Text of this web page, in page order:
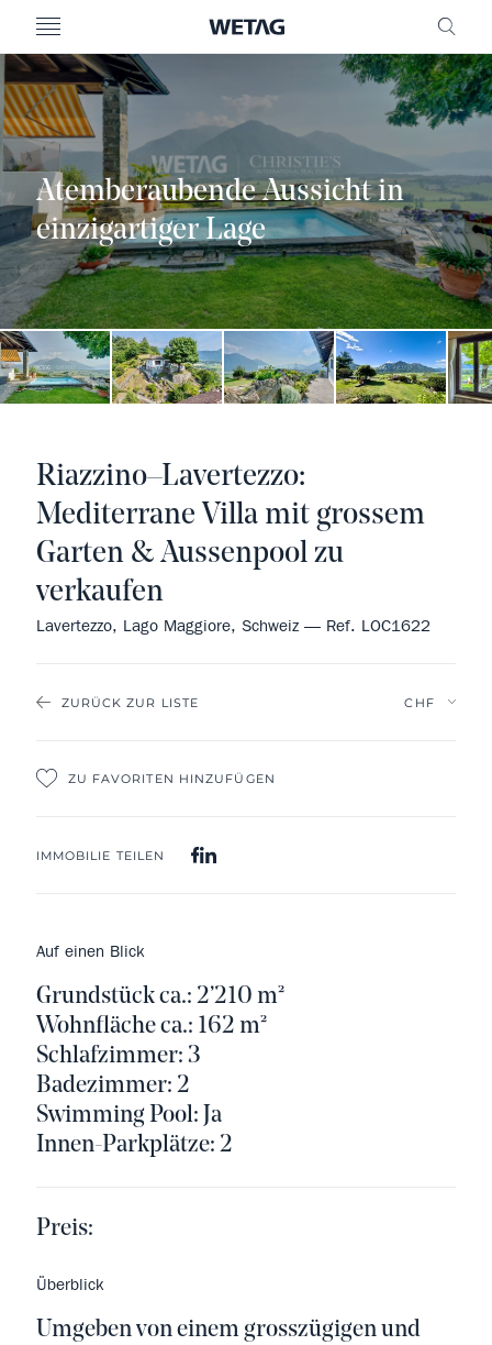
MENU
Atemberaubende Aussicht in
einzigartiger Lage
ZURÜCK ZUR LISTE
ZU FAVORITEN HINZUFÜGEN
IMMOBILIE TEILEN
Riazzino–Lavertezzo:
Mediterrane Villa mit grossem
Garten & Aussenpool zu
verkaufen
Lavertezzo, Lago Maggiore, Schweiz — Ref. LOC1622
Auf einen Blick
Grundstück ca.: 2’210 m²
Wohnfläche ca.: 162 m²
Schlafzimmer: 3
Badezimmer: 2
Swimming Pool: Ja
Innen-Parkplätze: 2
Preis:
Überblick
Umgeben von einem grosszügigen und